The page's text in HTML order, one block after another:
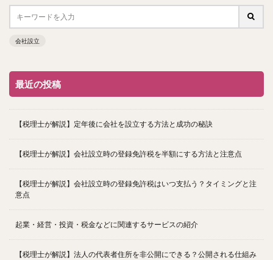
会社設立
最近の投稿
【税理士が解説】定年後に会社を設立する方法と成功の秘訣
【税理士が解説】会社設立時の登録免許税を半額にする方法と注意点
【税理士が解説】会社設立時の登録免許税はいつ支払う？タイミングと注
意点
起業・経営・投資・税金などに関連するサービスの紹介
【税理士が解説】法人の代表者住所を非公開にできる？公開される仕組み